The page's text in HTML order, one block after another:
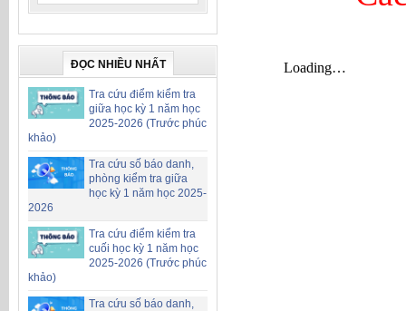
ĐỌC NHIỀU NHẤT
Tra cứu điểm kiểm tra
giữa học kỳ 1 năm học
2025-2026 (Trước phúc
khảo)
Tra cứu số báo danh,
phòng kiểm tra giữa
học kỳ 1 năm học 2025-
2026
Tra cứu điểm kiểm tra
cuối học kỳ 1 năm học
2025-2026 (Trước phúc
khảo)
Tra cứu số báo danh,